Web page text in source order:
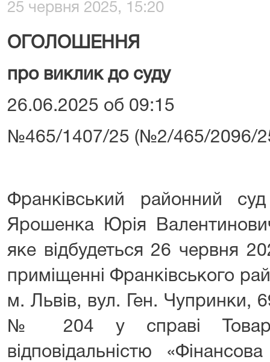
25 червня 2025, 15:20
ОГОЛОШЕННЯ
про виклик до суду
26.06.2025 об 09:15
№465/1407/25 (№2/465/2096/
Франківський районний
Ярошенка Юрія
яке відбудеться 26 червня
приміщенні Франківського
м. Львів, вул. Ген. Чупринки,
№ 204 у справі
відповідальністю